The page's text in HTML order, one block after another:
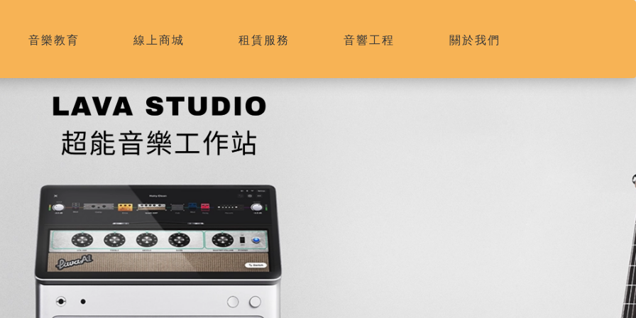
音樂教育 線上商城 租賃服務 音響工程 關於我們